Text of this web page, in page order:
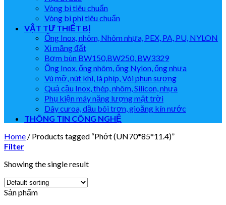
Vòng bi tiêu chuẩn
Vòng bi phi tiêu chuẩn
VẬT TƯ THIẾT BỊ
Ống Inox, nhôm, Nhôm nhựa, PEX, PA, PU, NYLON
Xi măng đất
Bơm bùn BW150,BW250, BW3329
Ống Inox, ống nhôm, ống Nylon, ống nhựa
Vú mỡ, nút khí, lá phíp, Vòi phun sương
Quả cầu Inox, thép, nhôm, Silicon, nhựa
Phụ kiện máy năng lượng mặt trời
Dây curoa, dầu bôi trơn, gioăng kín nước
THÔNG TIN CÔNG NGHỆ
Home / Products tagged “Phớt (UN70*85*11.4)”
Filter
Showing the single result
Sản phẩm